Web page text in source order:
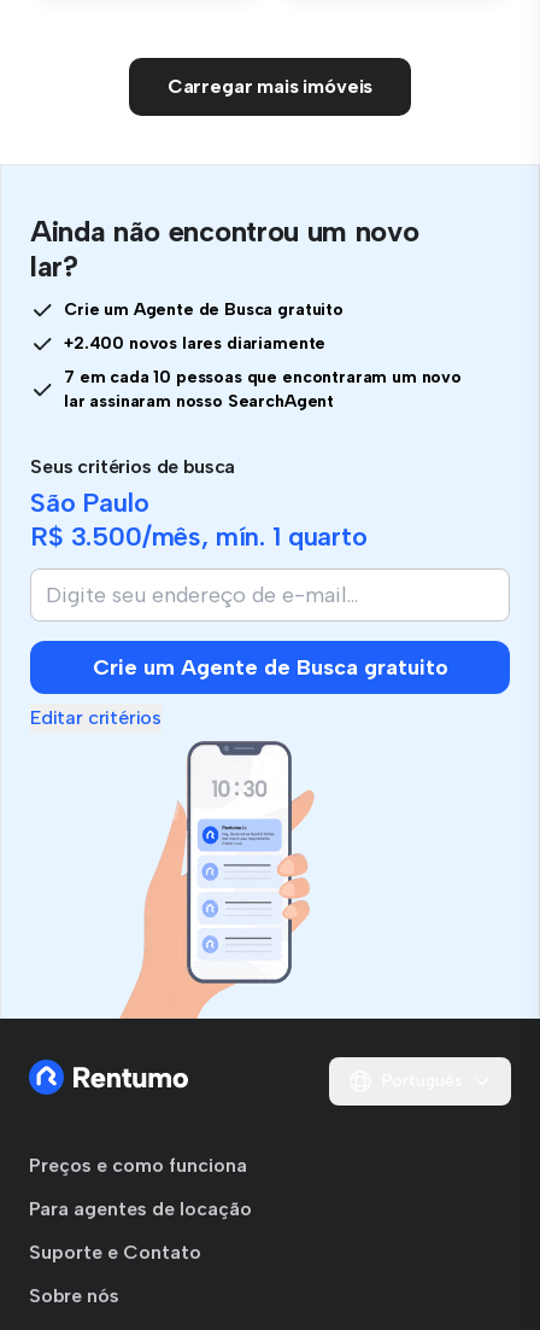
Carregar mais imóveis
Ainda não encontrou um novo
lar?
Crie um Agente de Busca gratuito
+2.400 novos lares diariamente
7 em cada 10 pessoas que encontraram um novo
lar assinaram nosso SearchAgent
Seus critérios de busca
São Paulo
R$ 3.500/mês, mín. 1 quarto
Crie um Agente de Busca gratuito
Editar critérios
Preços e como funciona
Para agentes de locação
Suporte e Contato
Sobre nós